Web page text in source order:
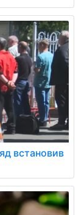
встановив